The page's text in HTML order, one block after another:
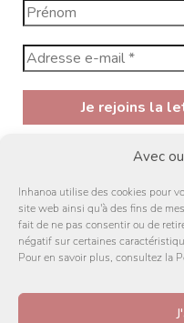
Avec
Inhanoa utilise des cookies pour
site web ainsi qu'à des fins de
fait de ne pas consentir ou de
négatif sur certaines
Pour en savoir plus, consultez la
En vous inscrivant à la
ainsi que sa